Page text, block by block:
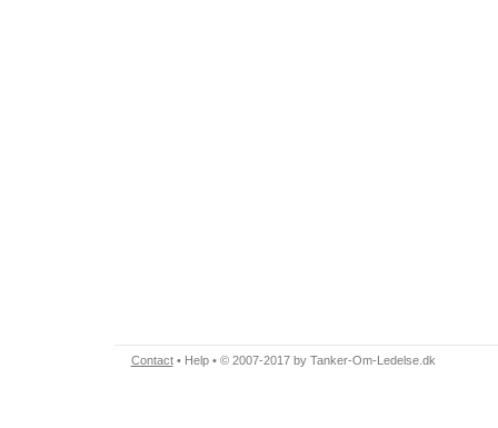
Contact• Help• © 2007-2017 by Tanker-Om-Ledelse.dk